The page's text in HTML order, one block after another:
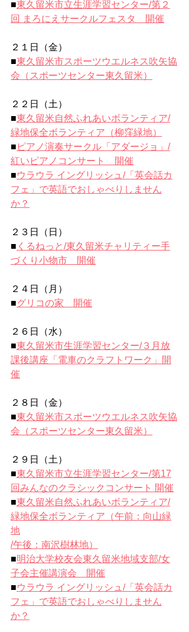
■東久留米市立生涯学習センター/第２
回 まろにえサークルフェスタ　開催
２１日（金）
■東久留米市スポーツウエルネス吹矢協
会（スポーツセンター東久留米）
２２日（土）
■東久留米自然ふれあいボランティア/
緑地保全ボランティア（柳窪緑地）
■ ピアノ演奏サークル「アダージョ」/
紅いピアノコンサート　開催
■ウラウラ イングリッシュ/ 「英会話カ
フェ」で英語でおしゃべりしません
か？
２３日（日）
■ くるねっと/東久留米チャリティー手
づくり小物市　開催
２４日（月）
■グリコの家　開催
２６日（水）
■東久留米市生涯学習センター/ ３月放
課後講座「電車のクラフトワーク」開
催
２８日（金）
■東久留米市スポーツウエルネス吹矢協
会（スポーツセンター東久留米）
２９日（土）
■東久留米市立生涯学習センター/第17
回みんなのクラシックコンサート 開催
■東久留米自然ふれあいボランティア/
緑地保全ボランティア（午前：向山緑
地
/午後：南沢樹林地）
■明治大学校友会東久留米地域支部/女
子会主催講演会　開催
■ウラウラ イングリッシュ/ 「英会話カ
フェ」で英語でおしゃべりしません
か？